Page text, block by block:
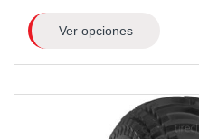
Ver opciones